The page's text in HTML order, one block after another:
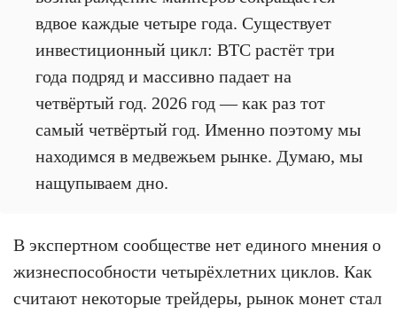
вдвое каждые четыре года. Существует
инвестиционный цикл: BTC растёт три
года подряд и массивно падает на
четвёртый год. 2026 год — как раз тот
самый четвёртый год. Именно поэтому мы
находимся в медвежьем рынке. Думаю, мы
нащупываем дно.
В экспертном сообществе нет единого мнения о
жизнеспособности четырёхлетних циклов. Как
считают некоторые трейдеры, рынок монет стал